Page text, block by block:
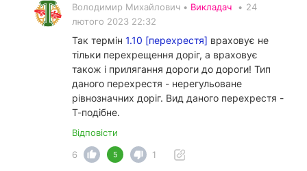
Володимир Михайлович • Викладач • 24
лютого 2023 22:32
Так термін 1.10 [перехрестя] враховує не
тільки перехрещення доріг, а враховує
також і прилягання дороги до дороги! Тип
даного перехрестя - нерегульоване
рівнозначних доріг. Вид даного перехрестя -
Т-подібне.
Відповісти
6
5 1